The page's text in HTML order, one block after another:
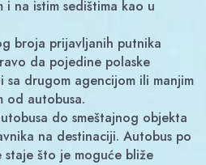
i na istim sedištima kao u
da pojedine polaske
sa drugom agencijom ili manjim
od autobusa.
na destinaciji. Autobus po
što je moguće bliže